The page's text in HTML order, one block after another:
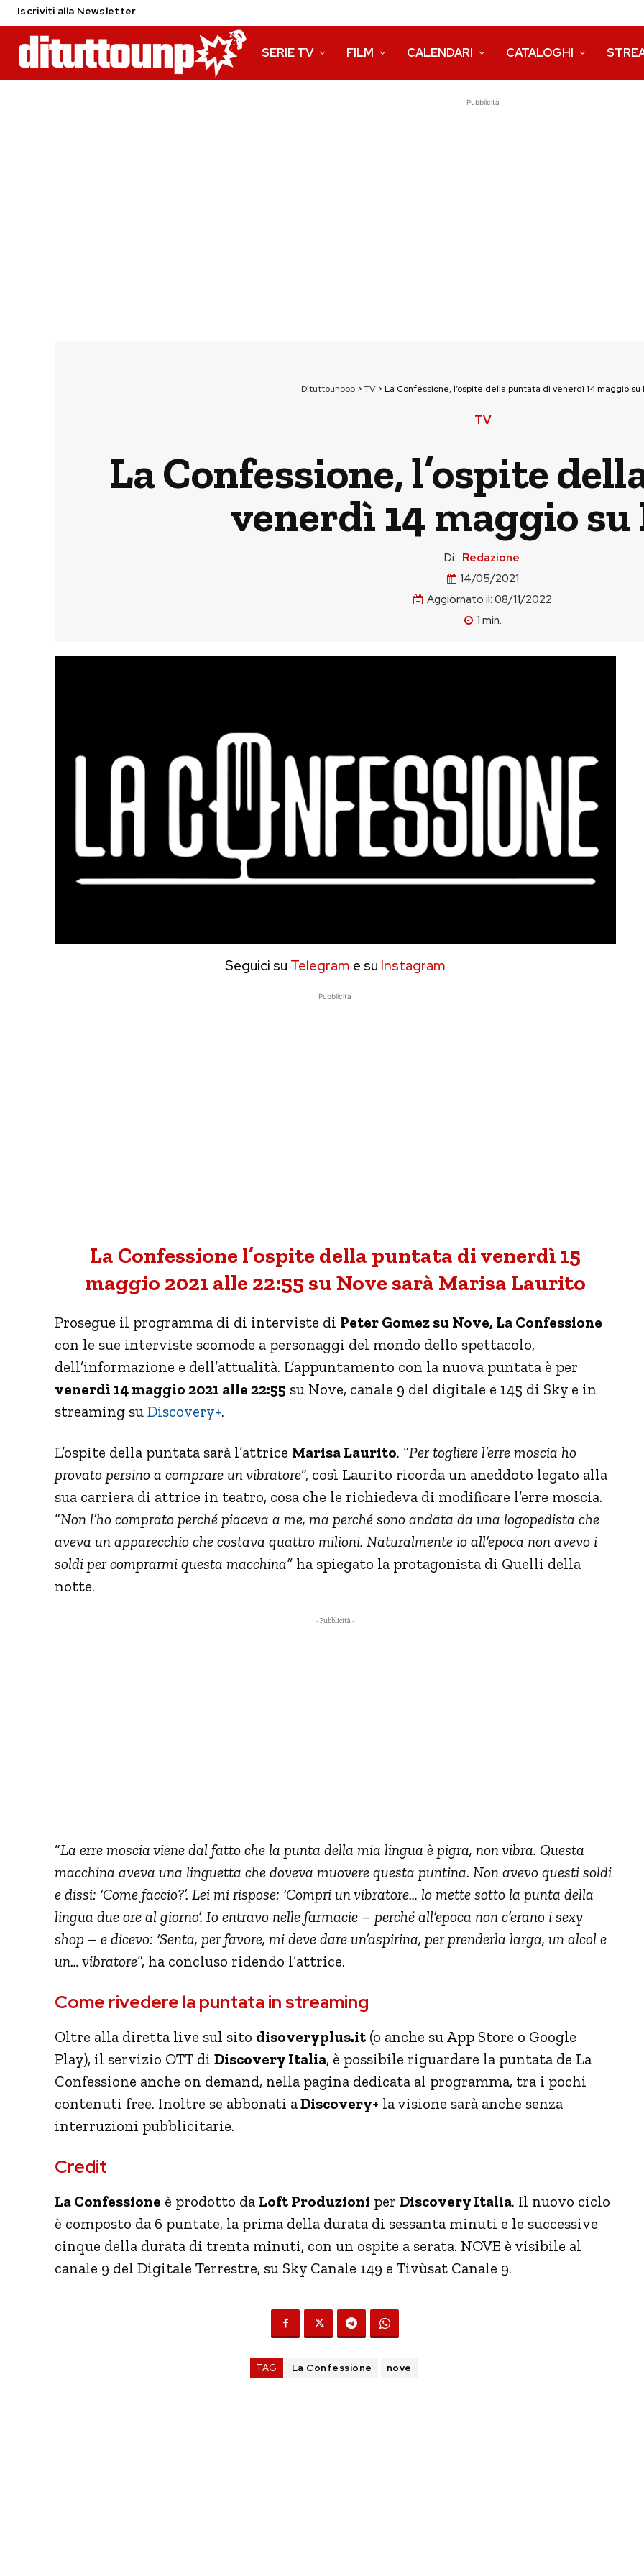
Iscriviti alla Newsletter
SERIE TV FILM CALENDARI CATALOGHI
Pubblicità
Dituttounpop > TV > La Confessione, l’ospite della puntata di venerdì 14 maggio su
TV
La Confessione, l’ospite
venerdì 14 maggio su
Di: Redazione
14/05/2021
Aggiornato il: 08/11/2022
1 min.
Seguici su Telegram e su Instagram
Pubblicità
La Confessione l’ospite della puntata di venerdì 15
maggio 2021 alle 22:55 su Nove sarà Marisa Laurito
Prosegue il programma di di interviste di Peter Gomez su Nove, La Confessione
con le sue interviste scomode a personaggi del mondo dello spettacolo,
dell’informazione e dell’attualità. L’appuntamento con la nuova puntata è per
venerdì 14 maggio 2021 alle 22:55 su Nove, canale 9 del digitale e 145 di Sky e in
streaming su Discovery+.
L’ospite della puntata sarà l’attrice Marisa Laurito. “Per togliere l’erre moscia ho
provato persino a comprare un vibratore“, così Laurito ricorda un aneddoto legato alla
sua carriera di attrice in teatro, cosa che le richiedeva di modificare l’erre moscia.
“Non l’ho comprato perché piaceva a me, ma perché sono andata da una logopedista che
aveva un apparecchio che costava quattro milioni. Naturalmente io all’epoca non avevo i
soldi per comprarmi questa macchina” ha spiegato la protagonista di Quelli della
notte.
- Pubblicità -
“La erre moscia viene dal fatto che la punta della mia lingua è pigra, non vibra. Questa
macchina aveva una linguetta che doveva muovere questa puntina. Non avevo questi soldi
e dissi: ‘Come faccio?’. Lei mi rispose: ‘Compri un vibratore… lo mette sotto la punta della
lingua due ore al giorno’. Io entravo nelle farmacie – perché all’epoca non c’erano i sexy
shop – e dicevo: ‘Senta, per favore, mi deve dare un’aspirina, per prenderla larga, un alcol e
un… vibratore“, ha concluso ridendo l’attrice.
Come rivedere la puntata in streaming
Oltre alla diretta live sul sito disoveryplus.it (o anche su App Store o Google
Play), il servizio OTT di Discovery Italia, è possibile riguardare la puntata de La
Confessione anche on demand, nella pagina dedicata al programma, tra i pochi
contenuti free. Inoltre se abbonati aDiscovery+ la visione sarà anche senza
interruzioni pubblicitarie.
Credit
La Confessione è prodotto da Loft Produzioni per Discovery Italia. Il nuovo ciclo
è composto da 6 puntate, la prima della durata di sessanta minuti e le successive
cinque della durata di trenta minuti, con un ospite a serata. NOVE è visibile al
canale 9 del Digitale Terrestre, su Sky Canale 149 e Tivùsat Canale 9.
TAG La Confessione nove